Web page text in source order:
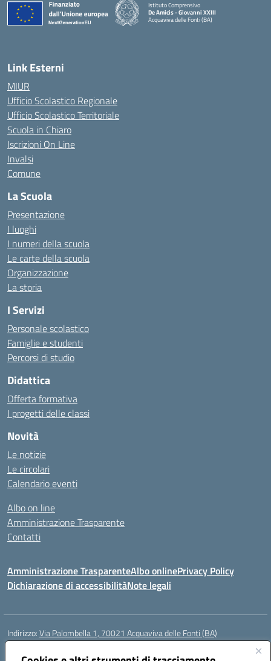
Istituto Comprensivo
De Amicis - Giovanni XXIII
Acquaviva delle Fonti (BA)
— Visita la pagina iniziale della scuola
Link Esterni
MIUR
Ufficio Scolastico Regionale
Ufficio Scolastico Territoriale
Scuola in Chiaro
Iscrizioni On Line
Invalsi
Comune
La Scuola
Presentazione
I luoghi
I numeri della scuola
Le carte della scuola
Organizzazione
La storia
I Servizi
Personale scolastico
Famiglie e studenti
Percorsi di studio
Didattica
Offerta formativa
I progetti delle classi
Novità
Le notizie
Le circolari
Calendario eventi
Albo on line
Amministrazione Trasparente
Contatti
Amministrazione TrasparenteAlbo onlinePrivacy Policy
Dichiarazione di accessibilitàNote legali
Indirizzo:Via Palombella 1, 70021 Acquaviva delle Fonti (BA)
Centralino:
Posta elettronica certificata (PEC):baic89400e@pec.istruzione.it